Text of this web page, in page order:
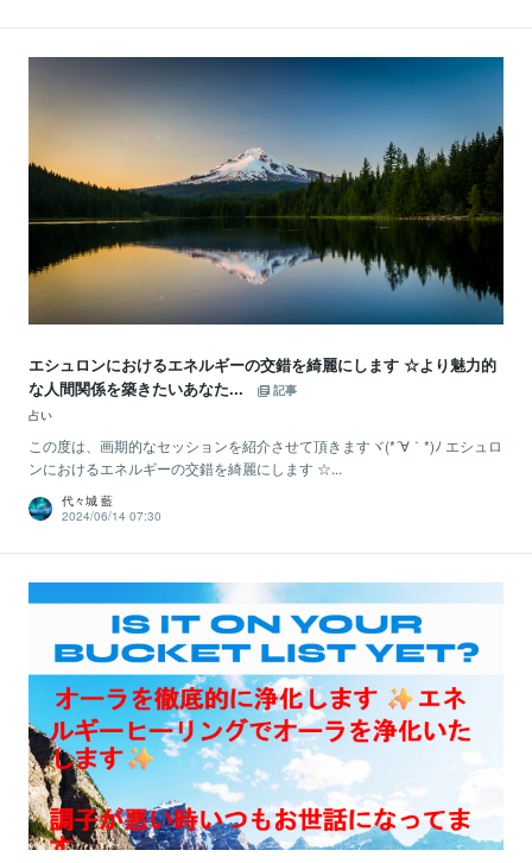
エシュロンにおけるエネルギーの交錯を綺麗にします ☆より魅力的
な人間関係を築きたいあなた...
記事
占い
この度は、画期的なセッションを紹介させて頂きますヾ(*´∀｀*)ﾉ エシュロ
ンにおけるエネルギーの交錯を綺麗にします ☆...
代々城 藍
2024/06/14 07:30